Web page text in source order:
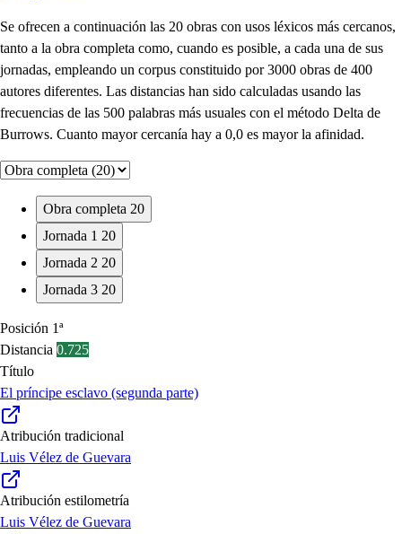
Se ofrecen a continuación las 20 obras con usos léxicos más cercanos,
tanto a la obra completa como, cuando es posible, a cada una de sus
jornadas, empleando un corpus constituido por 3000 obras de 400
autores diferentes. Las distancias han sido calculadas usando las
frecuencias de las 500 palabras más usuales con el método Delta de
Burrows. Cuanto mayor cercanía hay a 0,0 es mayor la afinidad.
Obra completa 20
Jornada 1 20
Jornada 2 20
Jornada 3 20
Posición 1ª
Distancia 0.725
Título
El príncipe esclavo (segunda parte)
Atribución tradicional
Luis Vélez de Guevara
Atribución estilometría
Luis Vélez de Guevara